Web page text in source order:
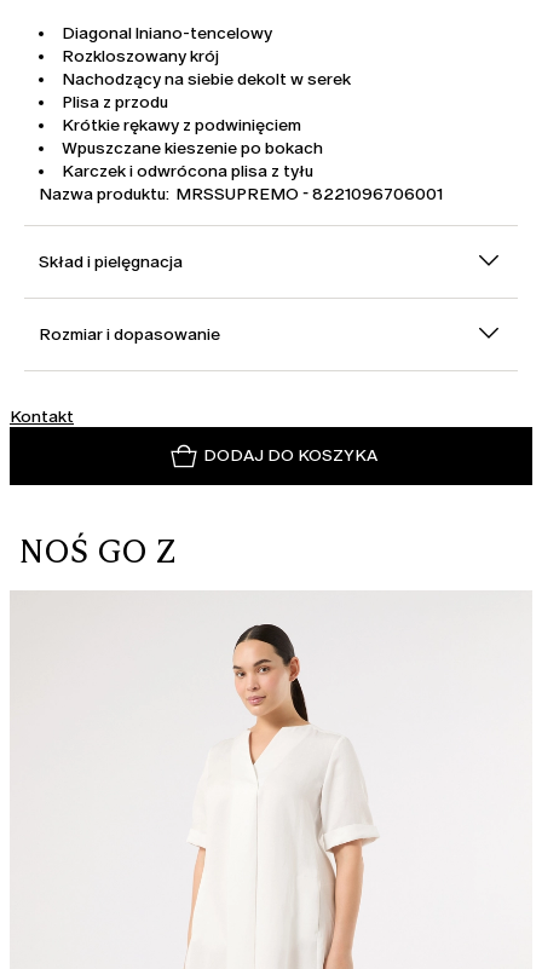
Diagonal lniano-tencelowy
Rozkloszowany krój
Nachodzący na siebie dekolt w serek
Plisa z przodu
Krótkie rękawy z podwinięciem
Wpuszczane kieszenie po bokach
Karczek i odwrócona plisa z tyłu
Nazwa produktu: MRSSUPREMO - 8221096706001
Skład i pielęgnacja
Rozmiar i dopasowanie
Kontakt
DODAJ DO KOSZYKA
NOŚ GO Z